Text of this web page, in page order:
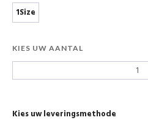
1Size
KIES UW AANTAL
Kies uw leveringsmethode